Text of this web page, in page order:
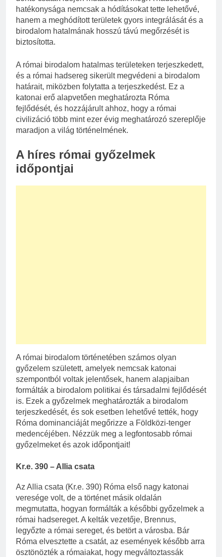
hatékonysága nemcsak a hódításokat tette lehetővé,
hanem a meghódított területek gyors integrálását és a
birodalom hatalmának hosszú távú megőrzését is
biztosította.
A római birodalom hatalmas területeken terjeszkedett,
és a római hadsereg sikerült megvédeni a birodalom
határait, miközben folytatta a terjeszkedést. Ez a
katonai erő alapvetően meghatározta Róma
fejlődését, és hozzájárult ahhoz, hogy a római
civilizáció több mint ezer évig meghatározó szereplője
maradjon a világ történelmének.
A híres római győzelmek
időpontjai
A római birodalom történetében számos olyan
győzelem született, amelyek nemcsak katonai
szempontból voltak jelentősek, hanem alapjaiban
formálták a birodalom politikai és társadalmi fejlődését
is. Ezek a győzelmek meghatározták a birodalom
terjeszkedését, és sok esetben lehetővé tették, hogy
Róma dominanciáját megőrizze a Földközi-tenger
medencéjében. Nézzük meg a legfontosabb római
győzelmeket és azok időpontjait!
Kr.e. 390 – Allia csata
Az Allia csata (Kr.e. 390) Róma első nagy katonai
veresége volt, de a történet másik oldalán
megmutatta, hogyan formálták a későbbi győzelmek a
római hadsereget. A kelták vezetője, Brennus,
legyőzte a római sereget, és betört a városba. Bár
Róma elvesztette a csatát, az események később arra
ösztönözték a rómaiakat, hogy megváltoztassák